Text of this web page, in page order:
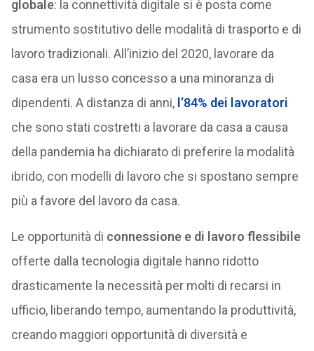
globale: la connettività digitale si è posta come
strumento sostitutivo delle modalità di trasporto e di
lavoro tradizionali. All’inizio del 2020, lavorare da
casa era un lusso concesso a una minoranza di
dipendenti. A distanza di anni, l’84% dei lavoratori
che sono stati costretti a lavorare da casa a causa
della pandemia ha dichiarato di preferire la modalità
ibrido, con modelli di lavoro che si spostano sempre
più a favore del lavoro da casa.
Le opportunità di connessione e di lavoro flessibile
offerte dalla tecnologia digitale hanno ridotto
drasticamente la necessità per molti di recarsi in
ufficio, liberando tempo, aumentando la produttività,
creando maggiori opportunità di diversità e